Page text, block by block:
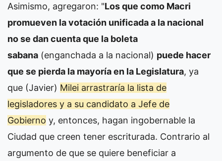
Asimismo, agregaron: "Los que como Macri
promueven la votación unificada a la nacional
no se dan cuenta que la boleta
sabana (enganchada a la nacional) puede hacer
que se pierda la mayoría en la Legislatura, ya
que (Javier) Milei arrastraría la lista de
legisladores y a su candidato a Jefe de
Gobierno y, entonces, hagan ingobernable la
Ciudad que creen tener escriturada. Contrario al
argumento de que se quiere beneficiar a